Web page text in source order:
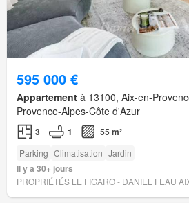
595 000 €
Appartement à 13100, Aix-en-
Provence-Alpes-Côte d'Azur
3 1 55 m²
Parking Climatisation Jardin
Il y a 30+ jours
PROPRIÉTÉS LE FIGARO - DANIEL FEAU